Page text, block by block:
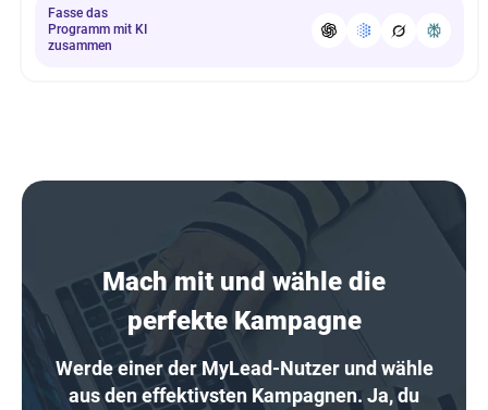
Fasse das
Programm mit KI
zusammen
Mach mit und wähle die
perfekte Kampagne
Werde einer der MyLead-Nutzer und wähle
aus den effektivsten Kampagnen. Ja, du